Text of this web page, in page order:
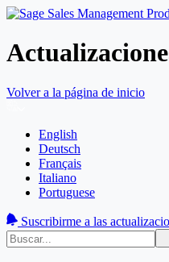
Volver a la página de inicio
English
Deutsch
Français
Italiano
Portuguese
Suscribirme a las